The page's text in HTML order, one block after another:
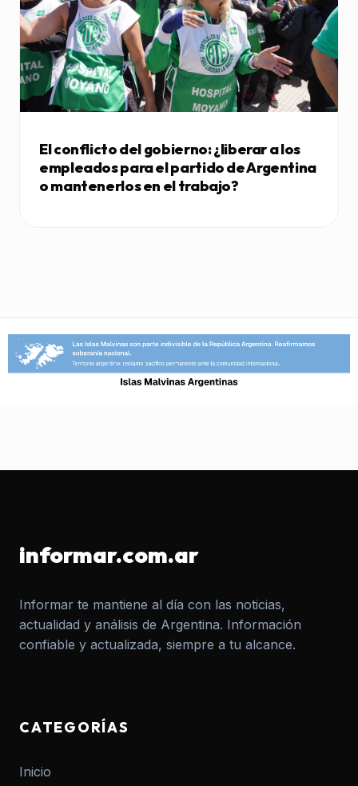
El conflicto del gobierno: ¿liberar a los
empleados para el partido de Argentina
o mantenerlos en el trabajo?
informar.com.ar
Informar te mantiene al día con las noticias,
actualidad y análisis de Argentina. Información
confiable y actualizada, siempre a tu alcance.
CATEGORÍAS
Inicio